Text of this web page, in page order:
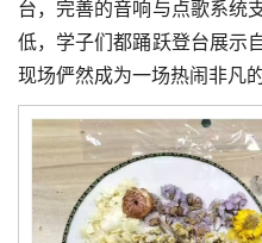
台，完善的音响与点歌系统
低，学子们都踊跃登台展示
现场俨然成为一场热闹非凡